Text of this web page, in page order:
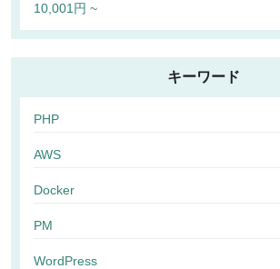
10,001円 ~
キーワード
PHP
AWS
Docker
PM
WordPress